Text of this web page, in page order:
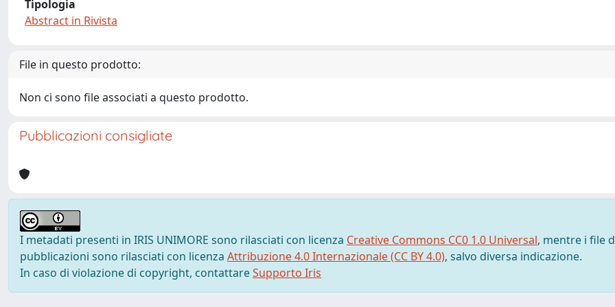
Tipologia
Abstract in Rivista
File in questo prodotto:
Non ci sono file associati a questo prodotto.
Pubblicazioni consigliate
I metadati presenti in IRIS UNIMORE sono rilasciati con licenza Creative Commons CC0 1.0 Universal, mentre i file
pubblicazioni sono rilasciati con licenza Attribuzione 4.0 Internazionale (CC BY 4.0), salvo diversa indicazione.
In caso di violazione di copyright, contattareSupporto Iris